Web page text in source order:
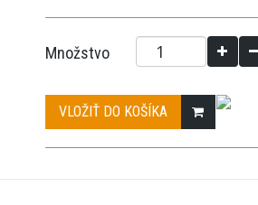
Množstvo
VLOŽIŤ DO KOŠÍKA